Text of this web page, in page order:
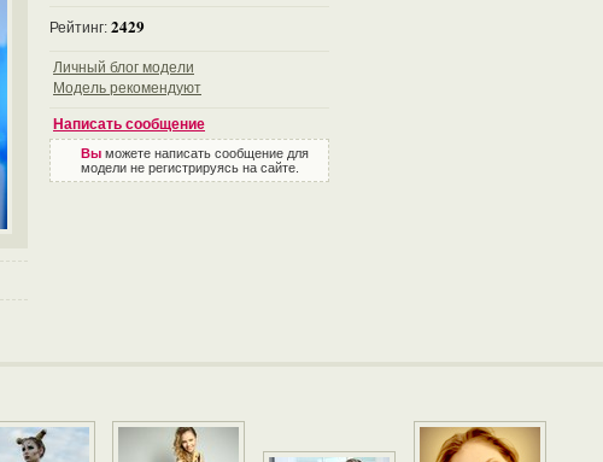
Рейтинг: 2429
Личный блог модели
Модель рекомендуют
Написать сообщение
Вы можете написать сообщение для
модели не регистрируясь на сайте.